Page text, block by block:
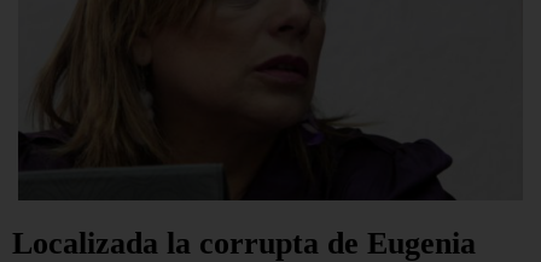
Localizada la corrupta de Eugenia